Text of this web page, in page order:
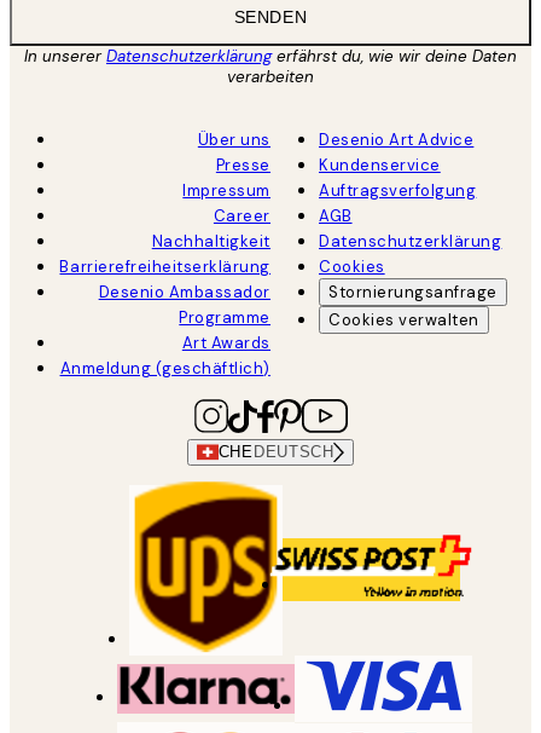
SENDEN
In unsererDatenschutzerklärungerfährst du, wie wir deine Daten
verarbeiten
Über uns
Presse
Impressum
Career
Nachhaltigkeit
Barrierefreiheitserklärung
Desenio Ambassador
Programme
Art Awards
Anmeldung (geschäftlich)
Desenio Art Advice
Kundenservice
Auftragsverfolgung
AGB
Datenschutzerklärung
Cookies
Stornierungsanfrage
Cookies verwalten
CHE DEUTSCH